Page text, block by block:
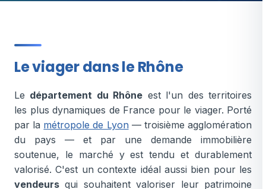
Le viager dans le Rhône
Le département du Rhône est l'un des territoires
les plus dynamiques de France pour le viager. Porté
par la métropole de Lyon— troisième agglomération
du pays — et par une demande immobilière
soutenue, le marché y est tendu et durablement
valorisé. C'est un contexte idéal aussi bien pour les
vendeurs qui souhaitent valoriser leur patrimoine